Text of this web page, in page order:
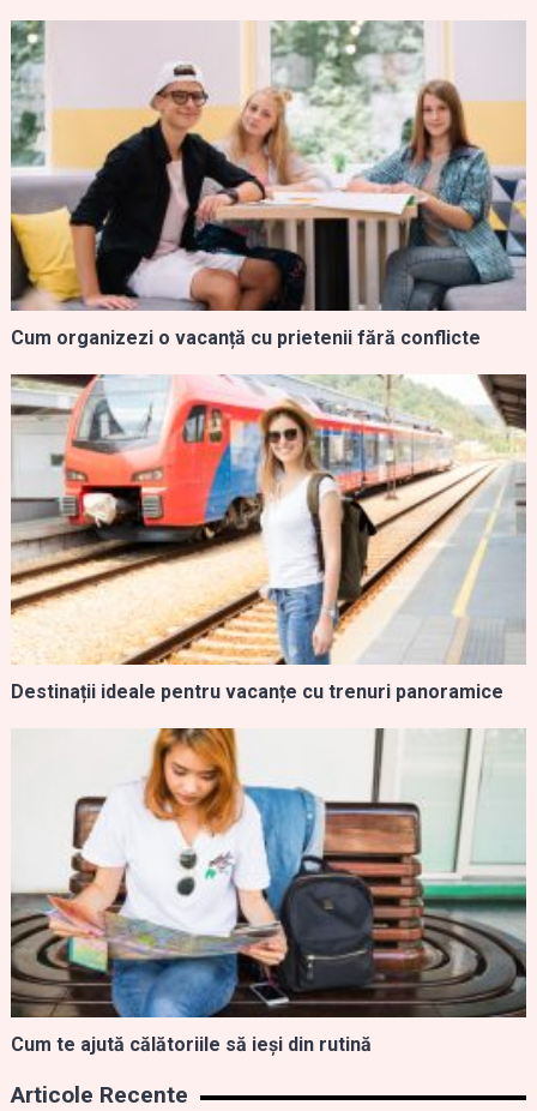
Cum organizezi o vacanță cu prietenii fără conflicte
Destinații ideale pentru vacanțe cu trenuri panoramice
Cum te ajută călătoriile să ieși din rutină
Articole Recente